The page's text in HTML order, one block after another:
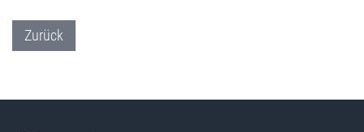
Zurück